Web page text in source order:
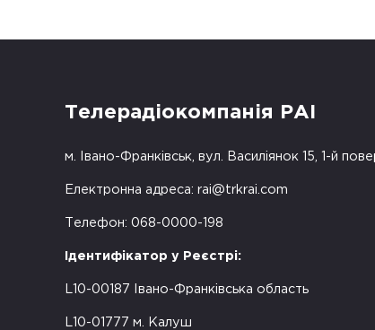
Телерадіокомпанія РАІ
м. Івано-Франківськ, вул. Василіянок 15, 1-й
Електронна адреса: rai@trkrai.com
Телефон: 068-0000-198
Ідентифікатор у Реєстрі:
L10-00187 Івано-Франківська область
L10-01777 м. Калуш